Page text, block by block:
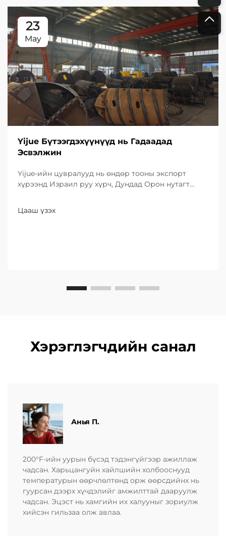
23
May
Yijue Бүтээгдэхүүнүүд нь Гадаадад
Эсвэлжин
Yijue-ийн цувралууд нь өндөр тооны экспорт
хүрээнд Израил руу хүрч, Дундад Орон нутагт
танилцуулж байна.
Цааш үзэх
Хэрэглэгчдийн санал
Анья П.
200°F-ийн уурын бүсэд тэдэнгүйгээр ажиллаж
чадсан. Харьцангуйн хайлшийн холбооснууд
температурын өөрчлөлтөнд орж өөрсдийнх нь
гуурсан дээрх хүчдэлийг амжилттай дааруулж
чадсан. Эцэст нь хамгийн их халууныг зориулж
хийсэн гильзаа олж авлаа.